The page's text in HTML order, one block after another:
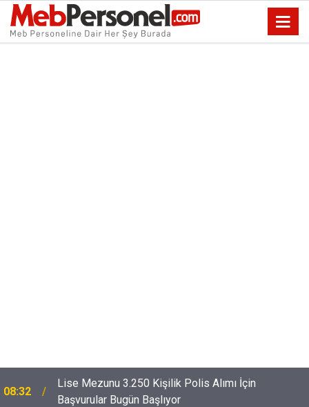
08:32
Lise Mezunu 3.250 Kişilik Polis Alımı İçin
Başvurular Bugün Başlıyor